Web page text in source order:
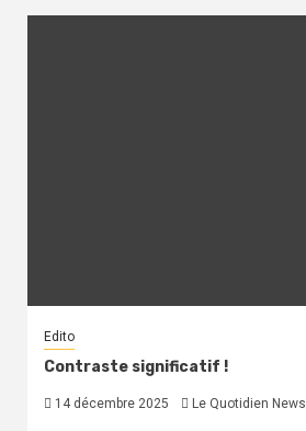
Edito
Contraste significatif !
14 décembre 2025 Le Quotidien News